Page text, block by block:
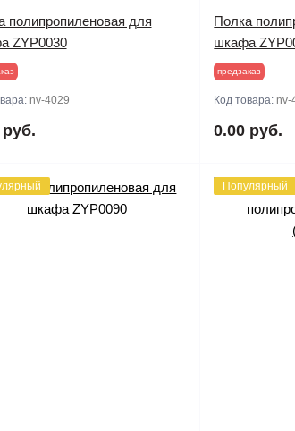
полипропиленовая для
ZYP0030
nv-4029
Полка
шкафа
предзаказ
Код товара:nv-
0.00 руб.
Популярный